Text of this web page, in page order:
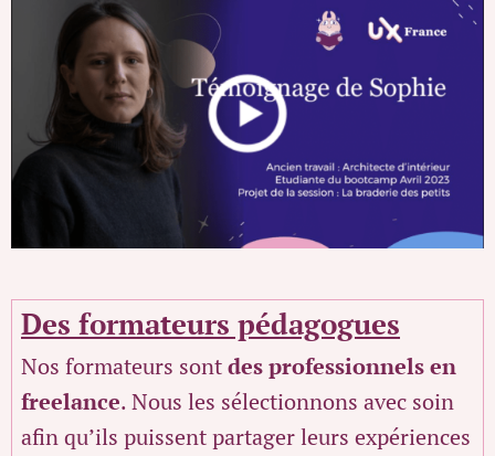
Des formateurs pédagogues
Nos formateurs sontdes professionnels en
freelance. Nous les sélectionnons avec soin
afin qu’ils puissent partager leurs expériences